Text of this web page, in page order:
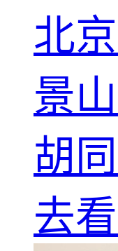
北
景
胡
去